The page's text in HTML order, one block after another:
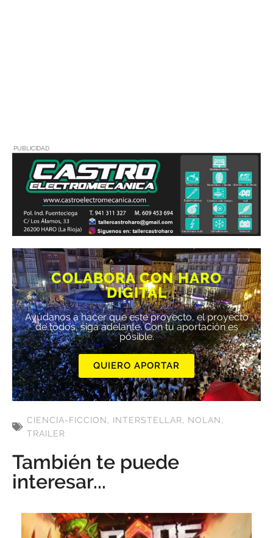
PUBLICIDAD
COLABORA CON HARO
DIGITAL
Ayúdanos a hacer que este proyecto, el proyecto
de todos, siga adelante. Con tu aportación es
posible.
QUIERO APORTAR
CIENCIA-FICCION, INTERSTELLAR, NOLAN,
TRAILER
También te puede
interesar...